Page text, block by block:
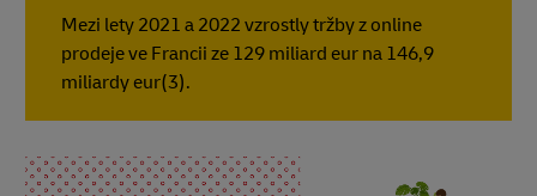
Mezi lety 2021 a 2022 vzrostly tržby z online
prodeje ve Francii ze 129 miliard eur na 146,9
miliardy eur(3).